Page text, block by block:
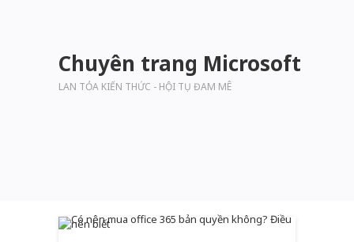
Chuyên trang Microsoft
LAN TỎA KIẾN THỨC - HỘI TỤ ĐAM MÊ